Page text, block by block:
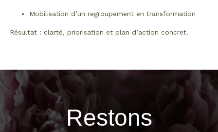
Mobilisation d’un regroupement en transformation
Résultat : clarté, priorisation et plan d’action concret.
Restons